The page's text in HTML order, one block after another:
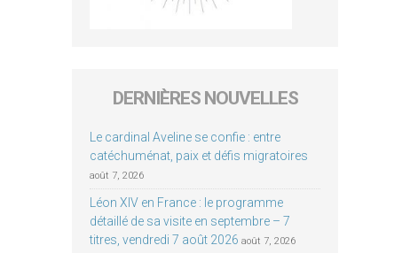
DERNIÈRES NOUVELLES
Le cardinal Aveline se confie : entre
catéchuménat, paix et défis migratoires
août 7, 2026
Léon XIV en France : le programme
détaillé de sa visite en septembre – 7
titres, vendredi 7 août 2026 août 7, 2026